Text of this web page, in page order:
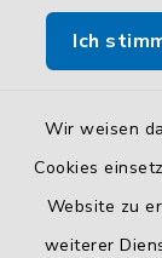
Ich
Wir weisen
Cookies
Website zu
weiterer
So finden